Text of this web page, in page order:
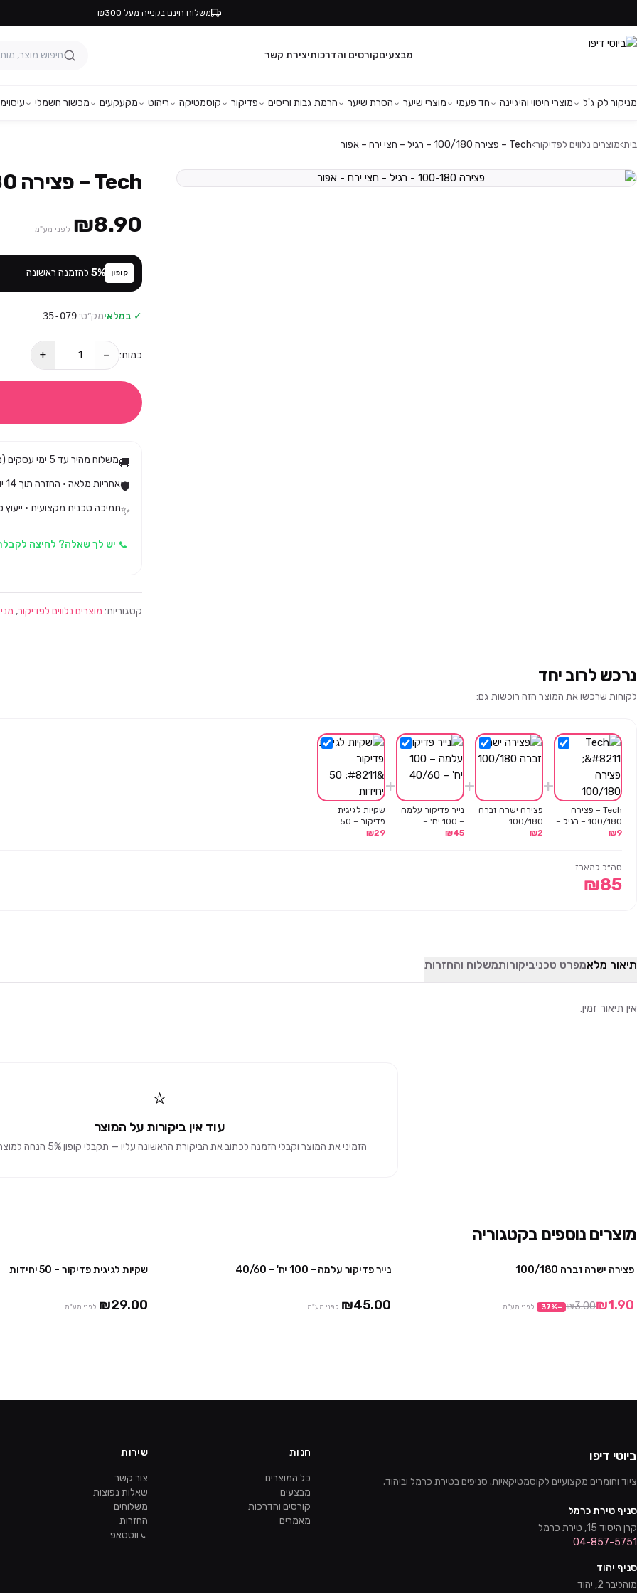
משלוח חינם בקנייה מעל ₪300
מבצעיםקורסים והדרכותיצירת קשר
מניקור לק ג'ל מוצרי חיטוי והיגיינה חד פעמי מוצרי שיער הסרת שיער הרמת גבות וריסים פדיקור קוסמטיקה ריהוט מקעקעים מכשור חשמלי עיסוי
בית›מוצרים נלווים לפדיקור›Tech – פצירה 100/180 – רגיל – חצי ירח – אפור
Tech – פצירה 100/180 – רגיל – חצי ירח – אפור
₪8.90 לפני מע"מ
קופון 5% להזמנה ראשונה
✓ במלאימק״ט:35-079
כמות: −
+
🚚משלוח מהיר עד 5 ימי עסקים (מגיע בד״כ עד 3)
🛡️אחריות מלאה · החזרה תוך 14 יום לפי חוק הגנת הצרכן
✨תמיכה טכנית מקצועית · ייעוץ
יש לך שאלה? לחיצה
קטגוריות: מוצרים נלווים לפדיקור,
נרכש לרוב יחד
לקוחות שרכשו את המוצר הזה רוכשות גם:
Tech – פצירה
100/180 – רגיל –
חצי ירח – אפור
₪9
+
פצירה ישרה זברה
100/180
₪2
+
נייר פדיקור עלמה
– 100 יח' –
40/60
₪45
+
שקיות לגיגית
פדיקור – 50
יחידות
₪29
סה״כ למארז
₪85
תיאור מלאמפרט טכניביקורותמשלוח והחזרות
אין תיאור זמין.
⭐
עוד אין ביקורות על המוצר
הזמיני את המוצר וקבלי הזמנה לכתוב את הביקורת הראשונה עליו — תקבלי קופון 5% הנחה למוצרים הבאים 🎁
מוצרים נוספים בקטגוריה
פצירה ישרה זברה 100/180
₪1.90
₪3.00
−
37% לפני מע"מ
נייר פדיקור עלמה – 100 יח' – 40/60
₪45.00 לפני מע"מ
שקיות לגיגית פדיקור – 50 יחידות
₪29.00 לפני מע"מ
ביוטי דיפו
ציוד וחומרים מקצועיים לקוסמטיקאיות. סניפים בטירת כרמל וביהוד.
סניף טירת כרמל
קרן היסוד 15, טירת כרמל
04-857-5751
סניף יהוד
מוהליבר 2, יהוד
חנות
כל המוצרים
מבצעים
קורסים והדרכות
מאמרים
שירות
צור קשר
שאלות נפוצות
משלוחים
החזרות
ווטסאפ